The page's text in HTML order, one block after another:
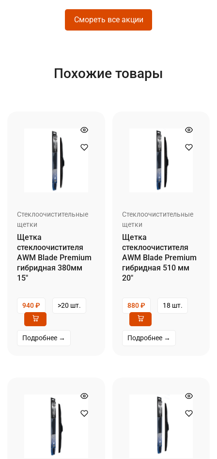
Смореть все акции
Похожие товары
Стеклоочистительные
щетки
Щетка
стеклоочистителя
AWM Blade Premium
гибридная 380мм
15″
940₽ >20 шт.
Подробнее →
Стеклоочистительные
щетки
Щетка
стеклоочистителя
AWM Blade Premium
гибридная 510 мм
20″
880₽ 18 шт.
Подробнее →